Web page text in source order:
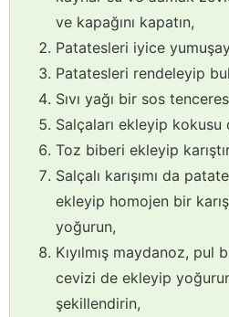
ve kapağını kapatın,
Patatesleri iyice
Patatesleri rendeleyip
Sıvı yağı bir sos
Salçaları ekleyip kokusu
Toz biberi ekleyip
Salçalı karışımı da
ekleyip homojen bir
yoğurun,
Kıyılmış maydanoz, pul
cevizi de ekleyip
şekillendirin,